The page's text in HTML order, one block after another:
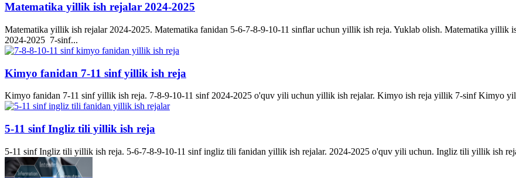
Matematika yillik ish rejalar 2024-2025
Matematika yillik ish rejalar 2024-2025. Matematika fanidan 5-6-7-8-9-10-11 sinflar uchun yillik ish reja. Yuklab olish. Matematika
2024-2025 7-sinf...
Kimyo fanidan 7-11 sinf yillik ish reja
Kimyo fanidan 7-11 sinf yillik ish reja. 7-8-9-10-11 sinf 2024-2025 o'quv yili uchun yillik ish rejalar. Kimyo ish reja yillik 7-sinf Kimyo
5-11 sinf Ingliz tili yillik ish reja
5-11 sinf Ingliz tili yillik ish reja. 5-6-7-8-9-10-11 sinf ingliz tili fanidan yillik ish rejalar. 2024-2025 o'quv yili uchun. Ingliz tili yillik ish